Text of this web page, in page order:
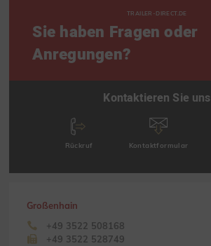
TRAILER-DIRECT.DE
Sie haben Fragen oder
Anregungen?
Kontaktieren Sie uns
Rückruf Kontaktformular
Großenhain
+49 3522 508168
+49 3522 528749